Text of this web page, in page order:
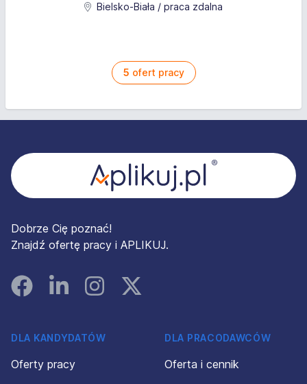
Bielsko-Biała / praca zdalna
5 ofert pracy
Dobrze Cię poznać!
Znajdź ofertę pracy i APLIKUJ.
FacebookLinked InInstagramInstagram
DLA KANDYDATÓW
Oferty pracy
DLA PRACODAWCÓW
Oferta i cennik